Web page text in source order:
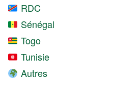
RDC
Sénégal
Togo
Tunisie
Autres